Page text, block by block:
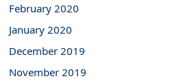
February 2020
January 2020
December 2019
November 2019